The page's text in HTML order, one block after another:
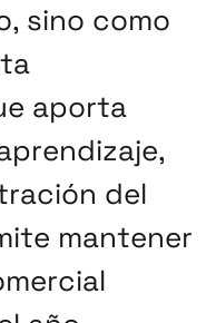
sino como
aporta
del
mantener